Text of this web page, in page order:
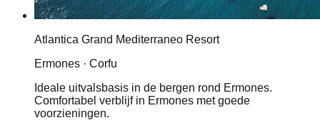
Atlantica Grand Mediterraneo Resort
Ermones · Corfu
Ideale uitvalsbasis in de bergen rond Ermones.
Comfortabel verblijf in Ermones met goede
voorzieningen.